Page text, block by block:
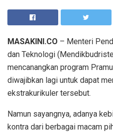
MASAKINI.CO – Menteri
dan Teknologi
mencanangkan program
diwajibkan lagi untuk dapat
ekstrakurikuler tersebut.
Namun sayangnya, adanya
kontra dari berbagai macam